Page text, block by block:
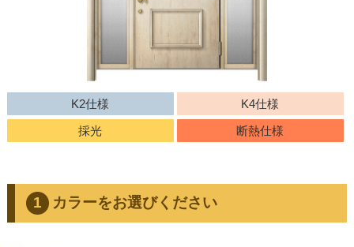
K2仕様
K4仕様
採光
断熱仕様
カラーをお選びください